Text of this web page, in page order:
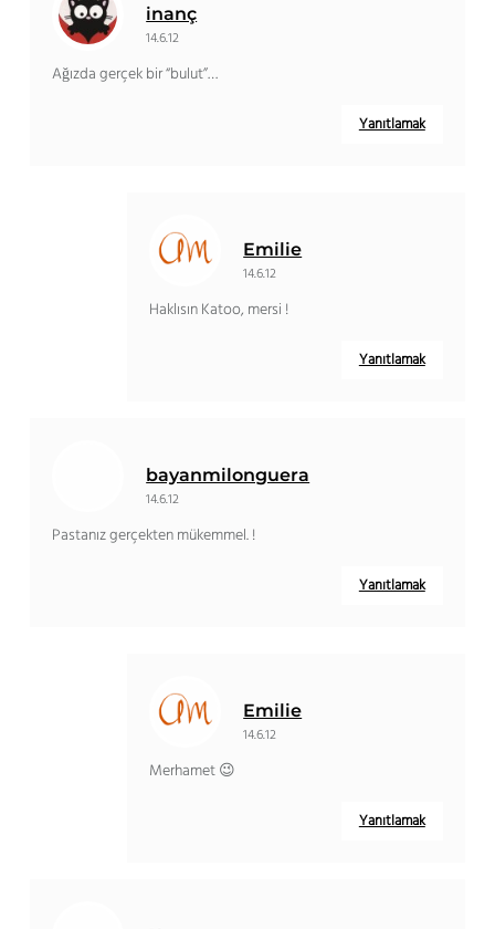
inanç
14.6.12
Ağızda gerçek bir “bulut”…
Yanıtlamak
Emilie
14.6.12
Haklısın Katoo, mersi !
Yanıtlamak
bayanmilonguera
14.6.12
Pastanız gerçekten mükemmel. !
Yanıtlamak
Emilie
14.6.12
Merhamet 😉
Yanıtlamak